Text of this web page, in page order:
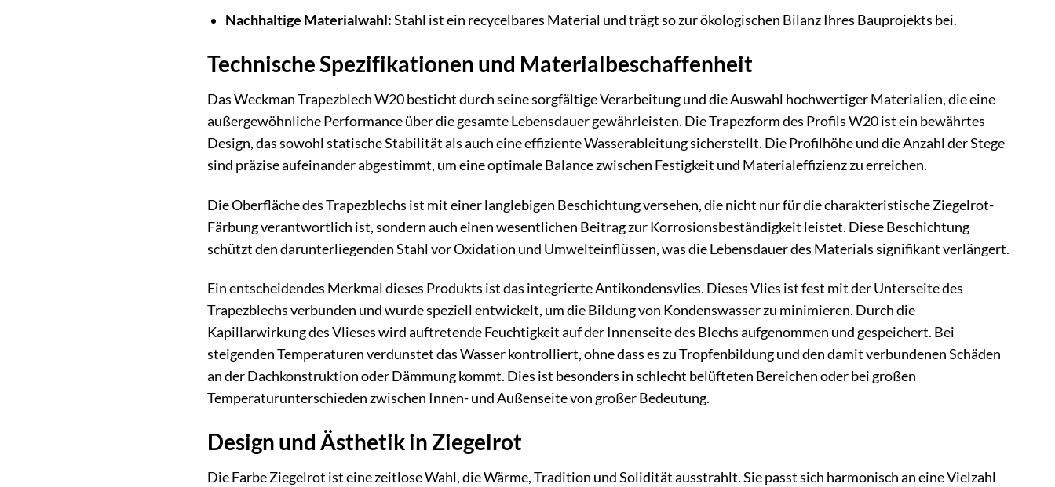
Nachhaltige Materialwahl:Stahl ist ein recycelbares Material und trägt so zur ökologischen Bilanz Ihres Bauprojekts bei.
Technische Spezifikationen und Materialbeschaffenheit
Das Weckman Trapezblech W20 besticht durch seine sorgfältige Verarbeitung und die Auswahl hochwertiger Materialien, die eine
außergewöhnliche Performance über die gesamte Lebensdauer gewährleisten. Die Trapezform des Profils W20 ist ein bewährtes
Design, das sowohl statische Stabilität als auch eine effiziente Wasserableitung sicherstellt. Die Profilhöhe und die Anzahl der Stege
sind präzise aufeinander abgestimmt, um eine optimale Balance zwischen Festigkeit und Materialeffizienz zu erreichen.
Die Oberfläche des Trapezblechs ist mit einer langlebigen Beschichtung versehen, die nicht nur für die charakteristische Ziegelrot-
Färbung verantwortlich ist, sondern auch einen wesentlichen Beitrag zur Korrosionsbeständigkeit leistet. Diese Beschichtung
schützt den darunterliegenden Stahl vor Oxidation und Umwelteinflüssen, was die Lebensdauer des Materials signifikant verlängert.
Ein entscheidendes Merkmal dieses Produkts ist das integrierte Antikondensvlies. Dieses Vlies ist fest mit der Unterseite des
Trapezblechs verbunden und wurde speziell entwickelt, um die Bildung von Kondenswasser zu minimieren. Durch die
Kapillarwirkung des Vlieses wird auftretende Feuchtigkeit auf der Innenseite des Blechs aufgenommen und gespeichert. Bei
steigenden Temperaturen verdunstet das Wasser kontrolliert, ohne dass es zu Tropfenbildung und den damit verbundenen Schäden
an der Dachkonstruktion oder Dämmung kommt. Dies ist besonders in schlecht belüfteten Bereichen oder bei großen
Temperaturunterschieden zwischen Innen- und Außenseite von großer Bedeutung.
Design und Ästhetik in Ziegelrot
Die Farbe Ziegelrot ist eine zeitlose Wahl, die Wärme, Tradition und Solidität ausstrahlt. Sie passt sich harmonisch an eine Vielzahl